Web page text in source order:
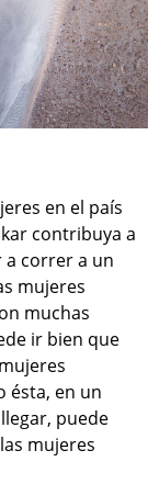
en el país
contribuya a
a correr a un
mujeres
muchas
ir bien que
ésta, en un
puede
mujeres